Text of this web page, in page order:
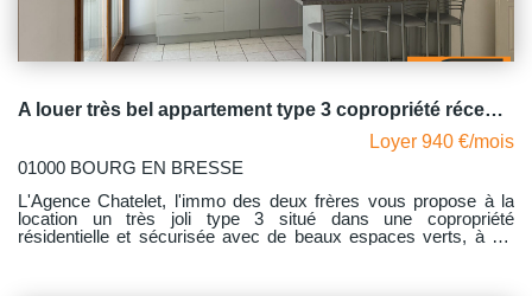
A louer très bel appartement type 3 copropriété récente proche gare BOURG EN BRESSE
Loyer 940 €/mois
01000 BOURG EN BRESSE
L'Agence Chatelet, l'immo des deux frères vous propose à la
location un très joli type 3 situé dans une copropriété
résidentielle et sécurisée avec de beaux espaces verts, à dix